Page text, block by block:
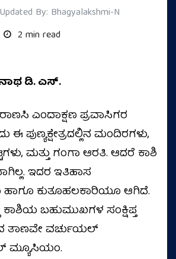
By: Bhagyalakshmi-N
2 min read
ಡಿ. ಎಸ್.
ಎಂದಾಕ್ಷಣ ಪ್ರವಾಸಿಗರ
ಈ ಪುಣ್ಯಕ್ಷೇತ್ರದಲ್ಲಿನ ಮಂದಿರಗಳು,
ಮತ್ತು ಗಂಗಾ ಆರತಿ. ಆದರೆ ಕಾಶಿ
ಇದರ ಇತಿಹಾಸ
ಕುತೂಹಲಕಾರಿಯೂ ಆಗಿದೆ.
ಬಹುಮುಖಗಳ ಸಂಕ್ಷಿಪ್ತ
ತಾಣವೇ ವರ್ಚುಯಲ್
ಮ್ಯೂಸಿಯಂ.